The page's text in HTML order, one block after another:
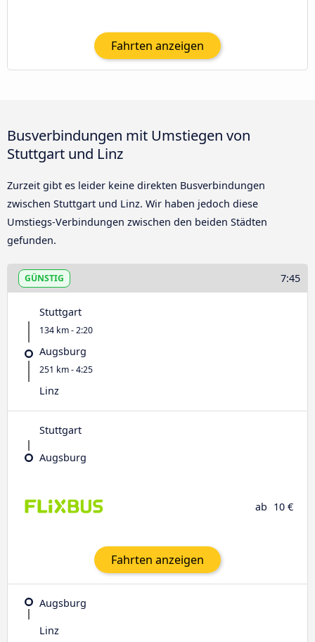
Fahrten anzeigen
Busverbindungen mit Umstiegen von
Stuttgart und Linz
Zurzeit gibt es leider keine direkten Busverbindungen
zwischen Stuttgart und Linz. Wir haben jedoch diese
Umstiegs-Verbindungen zwischen den beiden Städten
gefunden.
GÜNSTIG 7:45
Stuttgart
134 km - 2:20
Augsburg
251 km - 4:25
Linz
Stuttgart
Augsburg
ab 10 €
Fahrten anzeigen
Augsburg
Linz